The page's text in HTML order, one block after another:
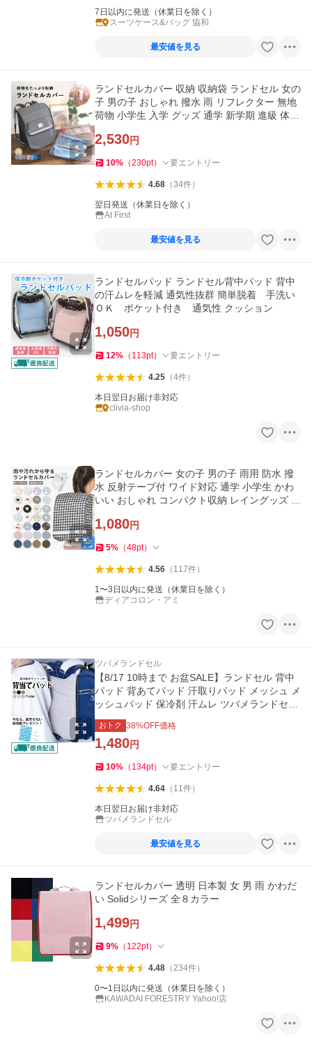
7日以内に発送（休業日を除く）
スーツケース&バッグ 協和
最安値を見る
ランドセルカバー 収納 収納袋 ランドセル 女の
子 男の子 おしゃれ 撥水 雨 リフレクター 無地
荷物 小学生 入学 グッズ 通学 新学期 進級 体操
2,530円
10% （230pt） 要エントリー
4.68（34件）
翌日発送（休業日を除く）
At First
最安値を見る
ランドセルパッド ランドセル背中パッド 背中
の汗ムレを軽減 通気性抜群 簡単脱着 手洗い
ＯＫ ポケット付き 通気性 クッション
1,050円
12% （ 113pt） 要エントリー
4.25（4件）
本日翌日お届け非対応
clivia-shop
ランドセルカバー 女の子 男の子 雨用 防水 撥
水 反射テープ付 ワイド対応 通学 小学生 かわ
いい おしゃれ コンパクト収納 レイングッズ 入
1,080円
5% （48pt）
4.56（ 117件）
1〜3日以内に発送（休業日を除く）
ディアコロン・アミ
ツバメランドセル
【8/17 10時まで お盆SALE】ランドセル 背中
パッド 背あてパッド 汗取りパッド メッシュ メ
ッシュパッド 保冷剤 汗ムレ ツバメランドセル
暑さ対策 蒸れ 夏
おトク 38%OFF価格
1,480円
10% （ 134pt） 要エントリー
4.64（ 11件）
本日翌日お届け非対応
ツバメランドセル
最安値を見る
ランドセルカバー 透明 日本製 女 男 雨 かわだ
い Solidシリーズ 全８カラー
1,499円
9% （ 122pt）
4.48（234件）
0〜1日以内に発送（休業日を除く）
KAWADAI FORESTRY Yahoo!店